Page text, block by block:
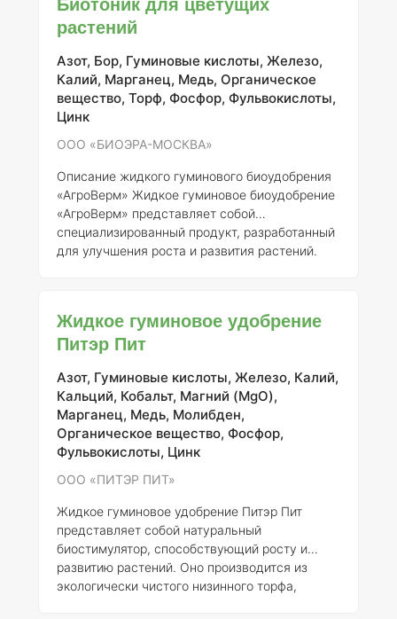
неблагоприятным условиям.
Регистрант:
«БИОЭРА-МОСКВА»
18-1886-1 ### Состав элементов: Состав
жидкого гуминового
растений
Азот, Бор, Гуминовые кислоты, Железо,
Калий, Марганец, Медь, Органическое
вещество, Торф, Фосфор, Фульвокислоты,
Цинк
ООО «БИОЭРА-МОСКВА»
Описание жидкого гуминового биоудобрения
«АгроВерм»
«АгроВерм» представляет собой
специализированный продукт, разработанный
для улучшения роста и развития растений.
фотосинтезом, усвоением питательных
веществ и повышением устойчивости
элементов и концентрацияСостав «АгроВерм»
включает гуминовые и фульвокислоты,
которые получаются из природных
Жидкое гуминовое удобрение
Питэр Пит
Азот, Гуминовые кислоты, Железо, Калий,
Кальций, Кобальт, Магний (MgO),
Марганец, Медь, Молибден,
Органическое вещество, Фосфор,
Фульвокислоты, Цинк
ООО «ПИТЭР ПИТ»
Жидкое гуминовое удобрение Питэр Пит
представляет собой натуральный
биостимулятор, способствующий росту и
развитию растений. Оно производится из
экологически чистого низинного торфа,